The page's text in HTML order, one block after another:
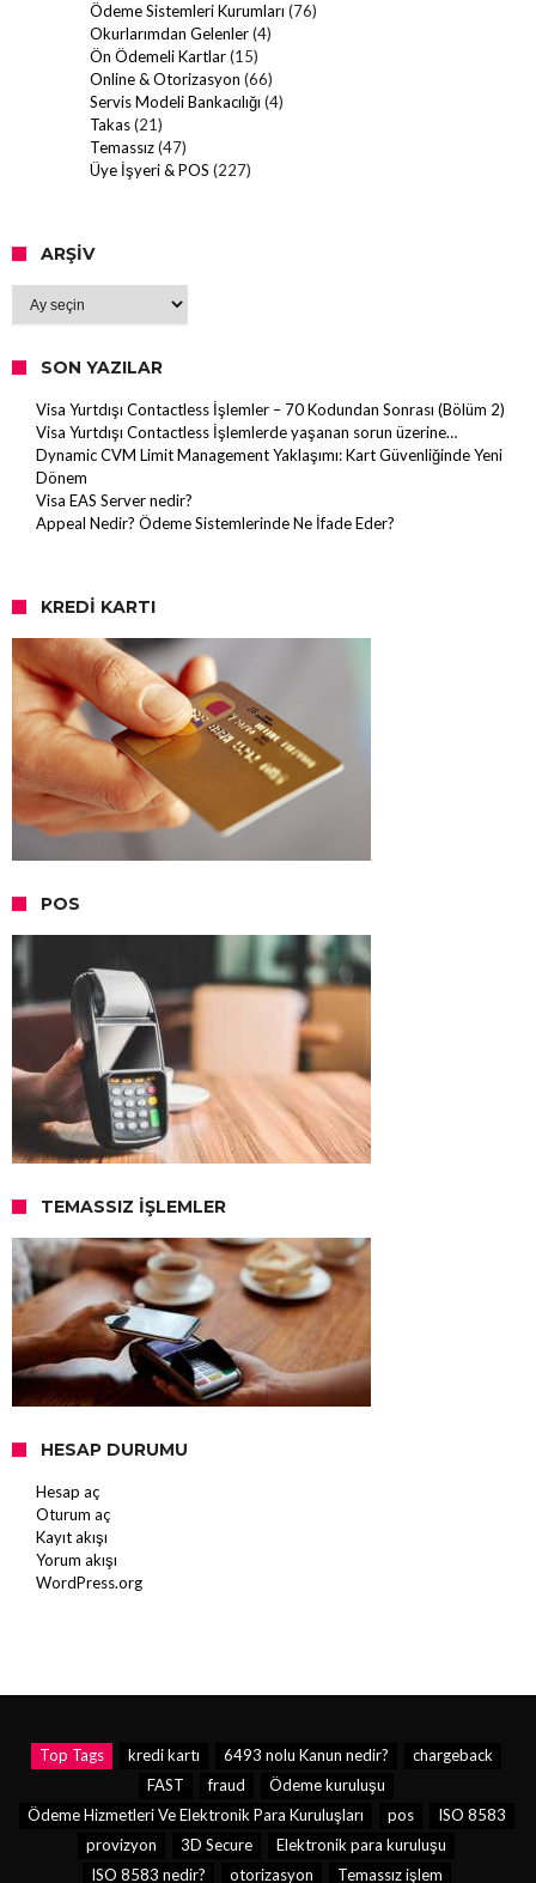
Ödeme Sistemleri Kurumları (76)
Okurlarımdan Gelenler(4)
Ön Ödemeli Kartlar(15)
Online & Otorizasyon (66)
Servis Modeli Bankacılığı (4)
Takas(21)
Temassız(47)
Üye İşyeri & POS (227)
ARŞIV
Arşiv
SON YAZILAR
Visa Yurtdışı Contactless İşlemler – 70 Kodundan Sonrası (Bölüm 2)
Visa Yurtdışı Contactless İşlemlerde yaşanan sorun üzerine…
Dynamic CVM Limit Management Yaklaşımı: Kart Güvenliğinde Yeni
Dönem
Visa EAS Server nedir?
Appeal Nedir? Ödeme Sistemlerinde Ne İfade Eder?
KREDI KARTI
POS
TEMASSIZ İŞLEMLER
HESAP DURUMU
Hesap aç
Oturum aç
Kayıt akışı
Yorum akışı
WordPress.org
Top Tags kredi kartı 6493 nolu Kanun nedir?
chargeback
FAST
fraud
Ödeme kuruluşu
Ödeme Hizmetleri Ve Elektronik Para Kuruluşları
pos
ISO 8583
provizyon
3D Secure
Elektronik para kuruluşu
ISO 8583 nedir?
otorizasyon Temassız işlem